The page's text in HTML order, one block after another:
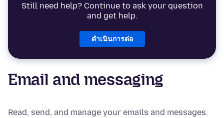
Still need help? Continue to ask your question
and get help.
ดำเนินการต่อ
Email and messaging
Read, send, and manage your emails and messages.